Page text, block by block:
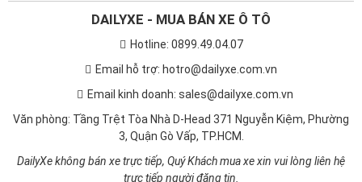
DAILYXE - MUA BÁN XE Ô TÔ
Hotline: 0899.49.04.07
Email hỗ trợ: hotro@dailyxe.com.vn
Email kinh doanh: sales@dailyxe.com.vn
Văn phòng: Tầng Trệt Tòa Nhà D-Head 371 Nguyễn Kiệm, Phường
3, Quận Gò Vấp, TP.HCM.
DailyXe không bán xe trực tiếp, Quý Khách mua xe xin vui lòng liên hệ
trực tiếp người đăng tin.